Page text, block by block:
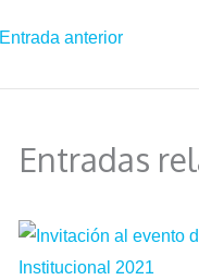
Entrada anterior
Entradas